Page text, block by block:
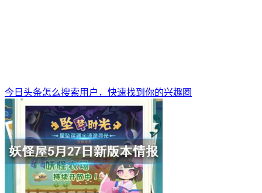
今日头条怎么搜索用户，快速找到你的兴趣圈